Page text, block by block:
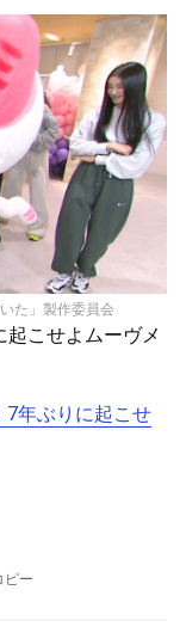
た」製作委員会
起こせよムーヴメ
年ぶりに起こせ
ピー